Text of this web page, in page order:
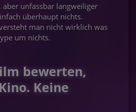
aber unfassbar langweiliger
überhaupt nichts.
man nicht wirklich was
um nichts.
bewerten,
Keine